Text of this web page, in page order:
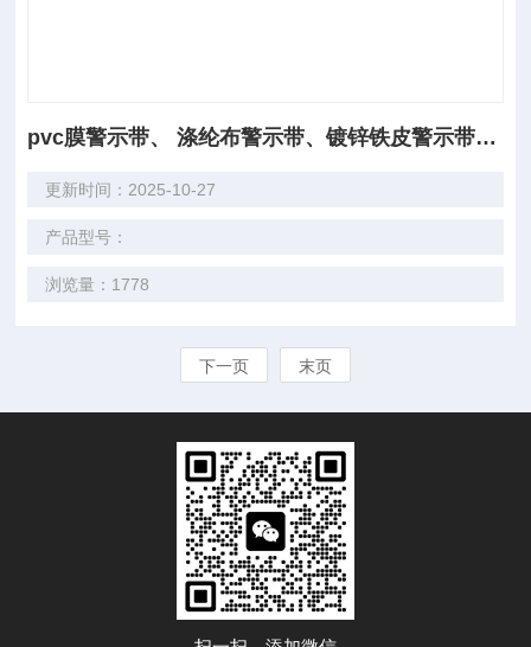
pvc膜警示带、 涤纶布警示带、镀锌铁皮警示带批发价
更新时间：2025-10-27
产品型号：
浏览量：1778
下一页 末页